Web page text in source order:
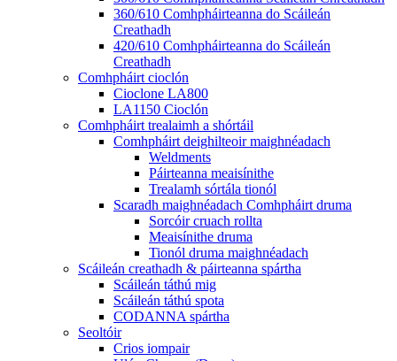
360/610 Comhpháirteanna do Scáileán
Creathadh
420/610 Comhpháirteanna do Scáileán
Creathadh
Comhpháirt cioclón
Cioclone LA800
LA1150 Cioclón
Comhpháirt trealaimh a shórtáil
Comhpháirt deighilteoir maighnéadach
Weldments
Páirteanna meaisínithe
Trealamh sórtála tionól
Scaradh maighnéadach Comhpháirt druma
Sorcóir cruach rollta
Meaisínithe druma
Tionól druma maighnéadach
Scáileán creathadh & páirteanna spártha
Scáileán táthú mig
Scáileán táthú spota
CODANNA spártha
Seoltóir
Crios iompair